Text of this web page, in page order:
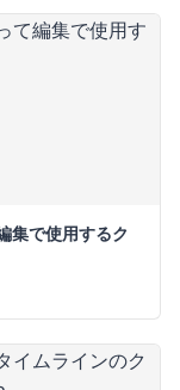
集で使用するク